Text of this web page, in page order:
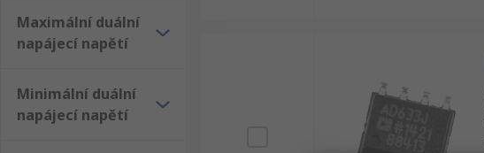
Maximální duální
napájecí napětí
Minimální duální
napájecí napětí